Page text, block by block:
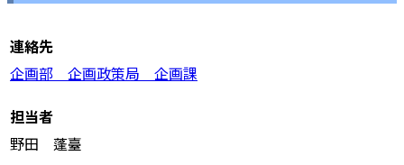
連絡先
企画部 企画政策局 企画課
担当者
野田 蓬臺